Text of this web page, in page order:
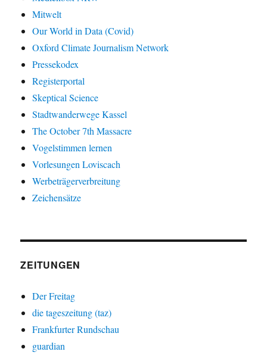
Mitwelt
Our World in Data (Covid)
Oxford Climate Journalism Network
Pressekodex
Registerportal
Skeptical Science
Stadtwanderwege Kassel
The October 7th Massacre
Vogelstimmen lernen
Vorlesungen Loviscach
Werbeträgerverbreitung
Zeichensätze
ZEITUNGEN
Der Freitag
die tageszeitung (taz)
Frankfurter Rundschau
guardian